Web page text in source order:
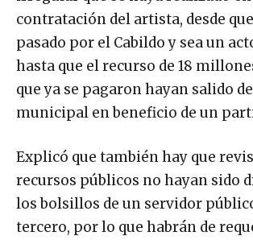
contratación del artista, desde
pasado por el Cabildo y sea un
hasta que el recurso de 18
que ya se pagaron hayan salido
municipal en beneficio de un
Explicó que también hay que
recursos públicos no hayan sido
los bolsillos de un servidor
tercero, por lo que habrán de